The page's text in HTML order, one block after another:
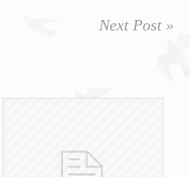
Next Post »